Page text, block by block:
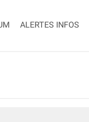
ALERTES INFOS